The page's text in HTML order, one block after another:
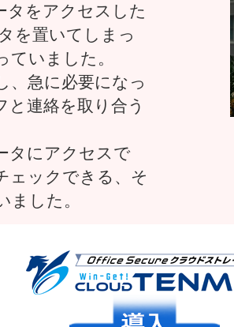
タをアクセスした
を置いてしまっ
ていました。
、急に必要になっ
と連絡を取り合う
タにアクセスで
ェックできる、そ
ました。